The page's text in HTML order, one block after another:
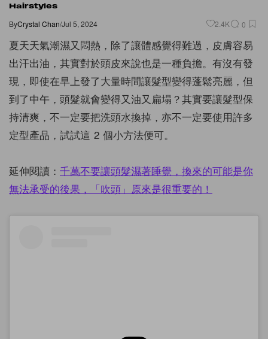
Hairstyles
ByCrystal Chan/Jul 5, 2024 2.4K 0
夏天天氣潮濕又悶熱，除了讓體感覺得難過，皮膚容易
出汗出油，其實對於頭皮來說也是一種負擔。有沒有發
現，即使在早上發了大量時間讓髮型變得蓬鬆亮麗，但
到了中午，頭髮就會變得又油又扁塌？其實要讓髮型保
持清爽，不一定要把洗頭水換掉，亦不一定要使用許多
定型產品，試試這 2 個小方法便可。
延伸閱讀： 千萬不要讓頭髮濕著睡覺，換來的可能是你
無法承受的後果，「吹頭」原來是很重要的！